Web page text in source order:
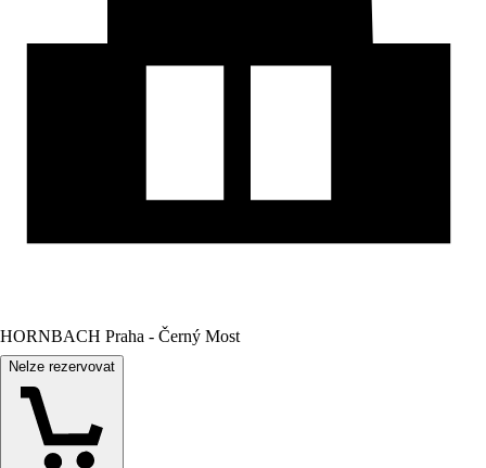
HORNBACH Praha - Černý Most
Nelze rezervovat